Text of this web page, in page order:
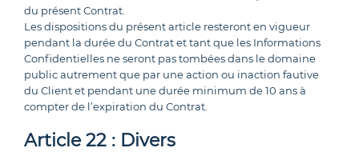
du présent Contrat.
Les dispositions du présent article resteront en vigueur
pendant la durée du Contrat et tant que les Informations
Confidentielles ne seront pas tombées dans le domaine
public autrement que par une action ou inaction fautive
du Client et pendant une durée minimum de 10 ans à
compter de l’expiration du Contrat.
Article 22 : Divers